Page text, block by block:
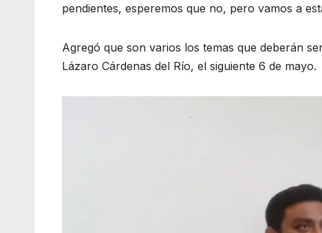
pendientes, esperemos que no, pero vamos a
Agregó que son varios los temas que deberán
Lázaro Cárdenas del Río, el siguiente 6 de mayo.